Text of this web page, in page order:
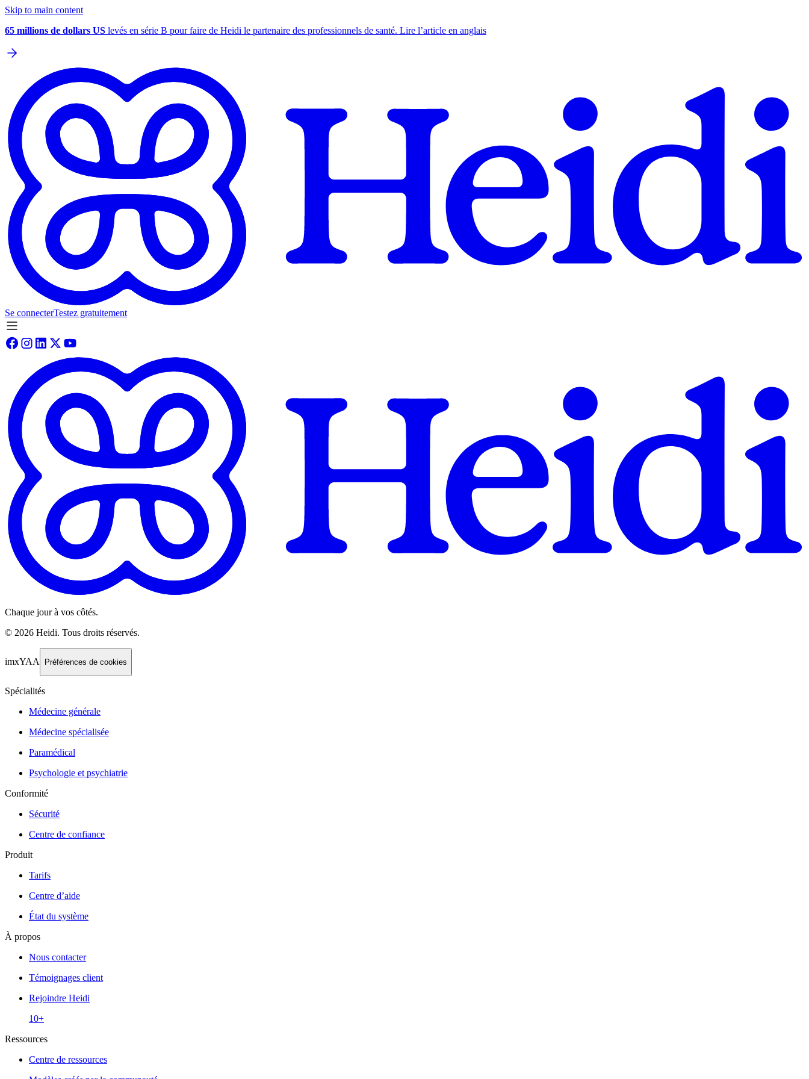
Skip to main content
65 millions de dollars US levés en série B pour faire de Heidi le partenaire des professionnels de santé. Lire l’article en anglais
Se connecterTestez gratuitement
Chaque jour à vos côtés.
© 2026 Heidi. Tous droits réservés.
imxYAA Préférences de cookies
Spécialités
Médecine générale
Médecine spécialisée
Paramédical
Psychologie et psychiatrie
Conformité
Sécurité
Centre de confiance
Produit
Tarifs
Centre d’aide
État du système
À propos
Nous contacter
Témoignages client
Rejoindre Heidi
10+
Ressources
Centre de ressources